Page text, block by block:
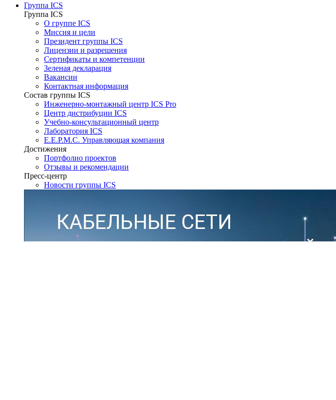
Группа ICS
Группа ICS
О группе ICS
Миссия и цели
Президент группы ICS
Лицензии и разрешения
Сертификаты и компетенции
Зеленая декларация
Вакансии
Контактная информация
Состав группы ICS
Инженерно-монтажный центр ICS Pro
Центр дистрибуции ICS
Учебно-консультационный центр
Лаборатория ICS
E.E.P.M.C. Управляющая компания
Достижения
Портфолио проектов
Отзывы и рекомендации
Пресс-центр
Новости группы ICS